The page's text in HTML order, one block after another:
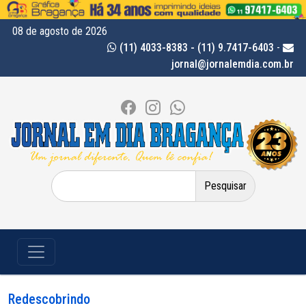
08 de agosto de 2026
(11) 4033-8383 - (11) 9.7417-6403 -
jornal@jornalemdia.com.br
Pesquisar
por:
Redescobrindo